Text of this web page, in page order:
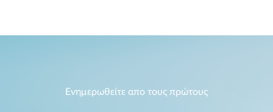
Ενημερωθείτε απο τους πρώτους